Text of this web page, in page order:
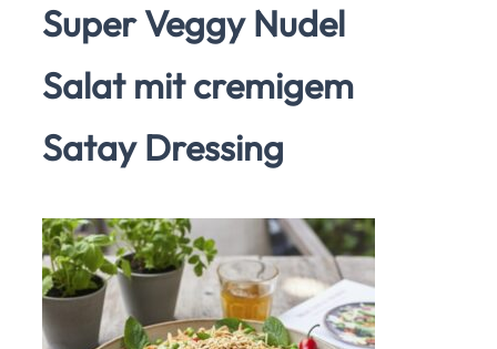
Super Veggy Nudel
Salat mit cremigem
Satay Dressing